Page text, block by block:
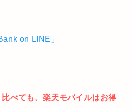
on LINE」
べても、楽天モバイルはお得